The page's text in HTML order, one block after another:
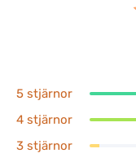
5 stjärnor
4 stjärnor
3 stjärnor